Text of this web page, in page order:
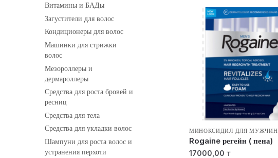
МИНОКСИДИЛ ДЛЯ МУЖЧИН
Rogaine регейн ( пена)
17000,00 ₸
Витамины и БАДы
Загустители для волос
Кондиционеры для волос
Машинки для стрижки
волос
Мезороллеры и
дермароллеры
Средства для роста бровей и
ресниц
Средства для тела
Средства для укладки волос
Шампуни для роста волос и
устранения перхоти